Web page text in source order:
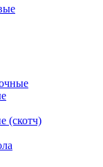
(скотч)